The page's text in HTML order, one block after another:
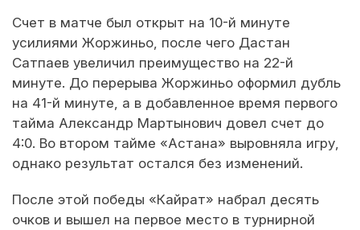
Счет в матче был открыт на 10-й минуте
усилиями Жоржиньо, после чего Дастан
Сатпаев увеличил преимущество на 22-й
минуте. До перерыва Жоржиньо оформил дубль
на 41-й минуте, а в добавленное время первого
тайма Александр Мартынович довел счет до
4:0. Во втором тайме «Астана» выровняла игру,
однако результат остался без изменений.
После этой победы «Кайрат» набрал десять
очков и вышел на первое место в турнирной